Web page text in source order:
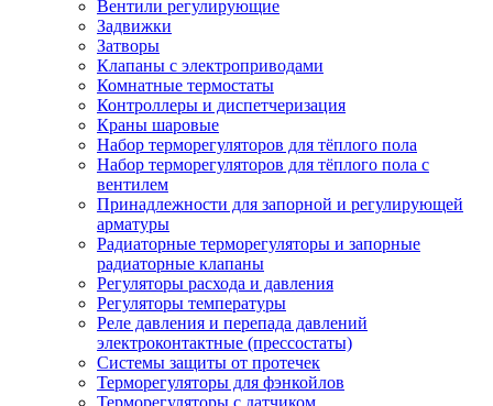
Вентили регулирующие
Задвижки
Затворы
Клапаны с электроприводами
Комнатные термостаты
Контроллеры и диспетчеризация
Краны шаровые
Набор терморегуляторов для тёплого пола
Набор терморегуляторов для тёплого пола с
вентилем
Принадлежности для запорной и регулирующей
арматуры
Радиаторные терморегуляторы и запорные
радиаторные клапаны
Регуляторы расхода и давления
Регуляторы температуры
Реле давления и перепада давлений
электроконтактные (прессостаты)
Системы защиты от протечек
Терморегуляторы для фэнкойлов
Терморегуляторы с датчиком